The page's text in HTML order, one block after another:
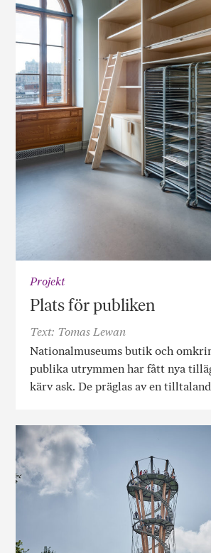
Projekt
Plats för publiken
Text: Tomas Lewan
Nationalmuseums butik och
publika utrymmen har fått nya
kärv ask. De präglas av en